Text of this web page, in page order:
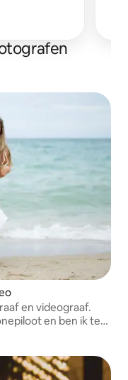
en videograaf.
en ben ik te